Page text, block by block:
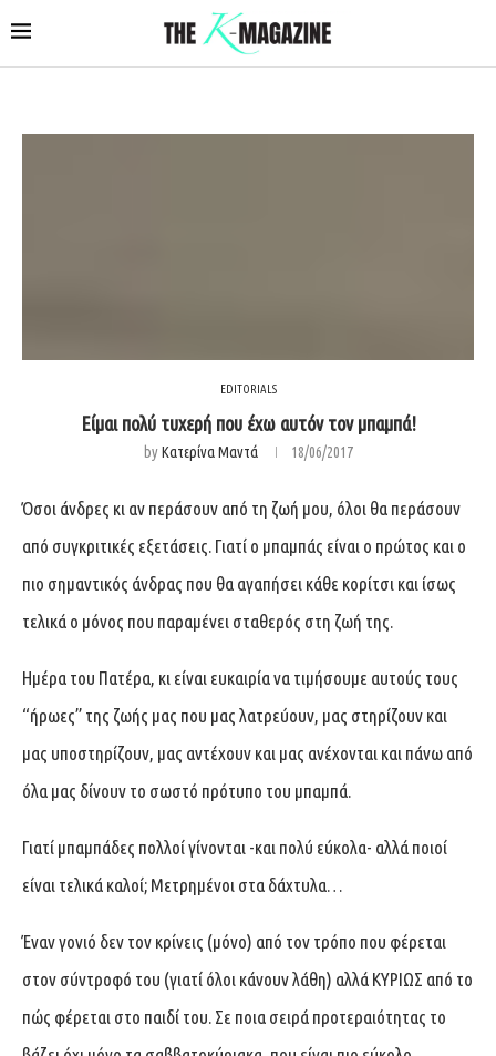
EDITORIALS
Είμαι πολύ τυχερή που έχω αυτόν τον μπαμπά!
byΚατερίνα Μαντά 18/06/2017
Όσοι άνδρες κι αν περάσουν από τη ζωή μου, όλοι θα περάσουν
από συγκριτικές εξετάσεις. Γιατί ο μπαμπάς είναι ο πρώτος και ο
πιο σημαντικός άνδρας που θα αγαπήσει κάθε κορίτσι και ίσως
τελικά ο μόνος που παραμένει σταθερός στη ζωή της.
Ημέρα του Πατέρα, κι είναι ευκαιρία να τιμήσουμε αυτούς τους
“ήρωες” της ζωής μας που μας λατρεύουν, μας στηρίζουν και
μας υποστηρίζουν, μας αντέχουν και μας ανέχονται και πάνω από
όλα μας δίνουν το σωστό πρότυπο του μπαμπά.
Γιατί μπαμπάδες πολλοί γίνονται -και πολύ εύκολα- αλλά ποιοί
είναι τελικά καλοί; Μετρημένοι στα δάχτυλα…
Έναν γονιό δεν τον κρίνεις (μόνο) από τον τρόπο που φέρεται
στον σύντροφό του (γιατί όλοι κάνουν λάθη) αλλά ΚΥΡΙΩΣ από το
πώς φέρεται στο παιδί του. Σε ποια σειρά προτεραιότητας το